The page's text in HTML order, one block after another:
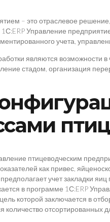
– это отраслевое
Управление
учета,
являются возможности
стадом, организация
птицеводческим
как привес,
учет закладки
в программе 1С:ERP
которой заключается в
количество